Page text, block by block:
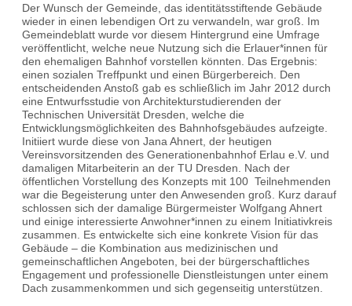
Der Wunsch der Gemeinde, das identitätsstiftende Gebäude
wieder in einen lebendigen Ort zu verwandeln, war groß. Im
Gemeindeblatt wurde vor diesem Hintergrund eine Umfrage
veröffentlicht, welche neue Nutzung sich die Erlauer*innen für
den ehemaligen Bahnhof vorstellen könnten. Das Ergebnis:
einen sozialen Treffpunkt und einen Bürgerbereich. Den
entscheidenden Anstoß gab es schließlich im Jahr 2012 durch
eine Entwurfsstudie von Architekturstudierenden der
Technischen Universität Dresden, welche die
Entwicklungsmöglichkeiten des Bahnhofsgebäudes aufzeigte.
Initiiert wurde diese von Jana Ahnert, der heutigen
Vereinsvorsitzenden des Generationenbahnhof Erlau e.V. und
damaligen Mitarbeiterin an der TU Dresden. Nach der
öffentlichen Vorstellung des Konzepts mit 100 Teilnehmenden
war die Begeisterung unter den Anwesenden groß. Kurz darauf
schlossen sich der damalige Bürgermeister Wolfgang Ahnert
und einige interessierte Anwohner*innen zu einem Initiativkreis
zusammen. Es entwickelte sich eine konkrete Vision für das
Gebäude – die Kombination aus medizinischen und
gemeinschaftlichen Angeboten, bei der bürgerschaftliches
Engagement und professionelle Dienstleistungen unter einem
Dach zusammenkommen und sich gegenseitig unterstützen.